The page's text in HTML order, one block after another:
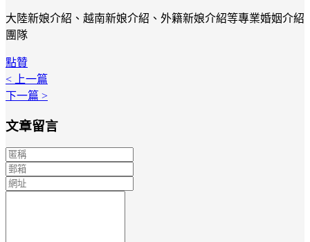
大陸新娘介紹、越南新娘介紹、外籍新娘介紹等專業婚姻介紹
團隊
點贊
< 上一篇
下一篇 >
文章留言